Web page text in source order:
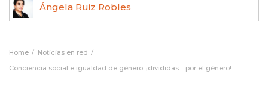
Ángela Ruiz Robles
Home
Noticias en red
Conciencia social e igualdad de género: ¡divididas… por el género!